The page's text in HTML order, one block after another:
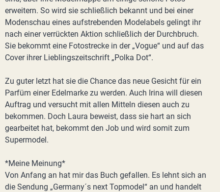
erweitern. So wird sie schließlich bekannt und bei einer
Modenschau eines aufstrebenden Modelabels gelingt ihr
nach einer verrückten Aktion schließlich der Durchbruch.
Sie bekommt eine Fotostrecke in der „Vogue“ und auf das
Cover ihrer Lieblingszeitschrift „Polka Dot“.
Zu guter letzt hat sie die Chance das neue Gesicht für ein
Parfüm einer Edelmarke zu werden. Auch Irina will diesen
Auftrag und versucht mit allen Mitteln diesen auch zu
bekommen. Doch Laura beweist, dass sie hart an sich
gearbeitet hat, bekommt den Job und wird somit zum
Supermodel.
*Meine Meinung*
Von Anfang an hat mir das Buch gefallen. Es lehnt sich an
die Sendung „Germany´s next Topmodel“ an und handelt